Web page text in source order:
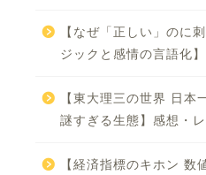
【なぜ「正しい」のに
ジックと感情の言語化
【東大理三の世界 日本
謎すぎる生態】感想・
【経済指標のキホン 数